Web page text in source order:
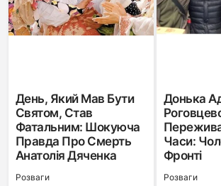
День, Який Мав Бути
Святом, Став
Фатальним: Шокуюча
Правда Про Смерть
Анатолія Дяченка
Розваги
Донька
Часи:
Фронті
Розваги